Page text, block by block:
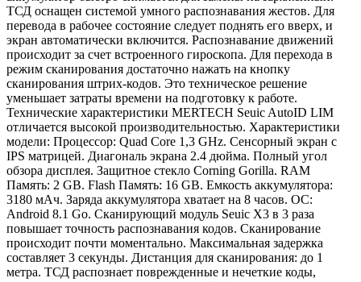
ТСД оснащен системой умного распознавания жестов. Для
перевода в рабочее состояние следует поднять его вверх, и
экран автоматически включится. Распознавание движений
происходит за счет встроенного гироскопа. Для перехода в
режим сканирования достаточно нажать на кнопку
сканирования штрих-кодов. Это техническое решение
уменьшает затраты времени на подготовку к работе.
Технические характеристики MERTECH Seuic AutoID LIM
отличается высокой производительностью. Характеристики
модели: Процессор: Quad Core 1,3 GHz. Сенсорный экран с
IPS матрицей. Диагональ экрана 2.4 дюйма. Полный угол
обзора дисплея. Защитное стекло Corning Gorilla. RAM
Память: 2 GB. Flash Память: 16 GB. Емкость аккумулятора:
3180 мАч. Заряда аккумулятора хватает на 8 часов. ОС:
Android 8.1 Go. Сканирующий модуль Seuic X3 в 3 раза
повышает точность распознавания кодов. Сканирование
происходит почти моментально. Максимальная задержка
составляет 3 секунды. Дистанция для сканирования: до 1
метра. ТСД распознает поврежденные и нечеткие коды,